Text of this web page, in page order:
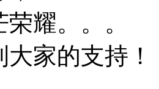
耀。。。
家的支持！